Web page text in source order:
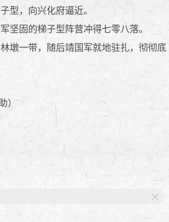
型，向兴化府逼近。
固的梯子型阵营冲得七零八落。
墩一带，随后靖国军就地驻扎，彻彻底
）